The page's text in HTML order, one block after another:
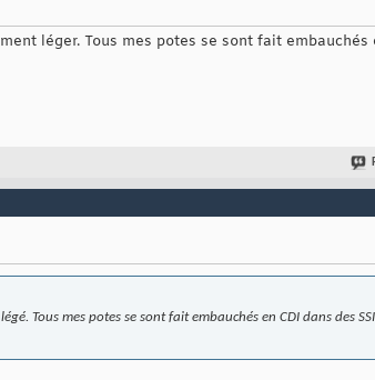
léger. Tous mes potes se sont fait embauchés
Tous mes potes se sont fait embauchés en CDI dans des